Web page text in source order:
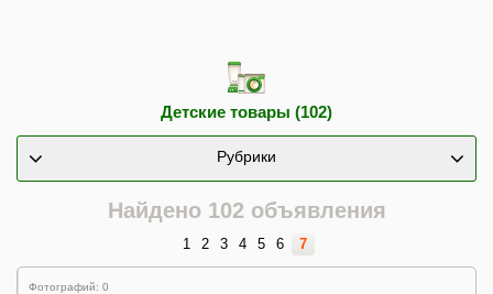
Детские товары (102)
Рубрики
Найдено 102 объявления
1 2 3 4 5 6 7
Фотографий: 0